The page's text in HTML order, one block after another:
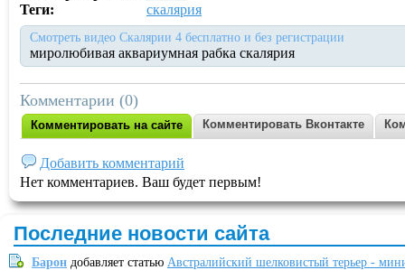
Теги:
скалярия
Смотреть видео Скалярии 4 бесплатно и без регистрации
миролюбивая аквариумная рабка скалярия
Комментарии (0)
Комментировать на сайте Комментировать Вконтакте
Добавить комментарий
Нет комментариев. Ваш будет первым!
Последние новости сайта
Барон добавляет статью Австралийский шелковистый терьер -